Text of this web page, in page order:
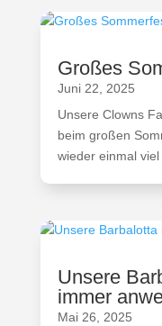
Großes
Juni 22, 2025
Unsere Clowns
beim großen
wieder einmal
Unsere
immer
Mai 26, 2025